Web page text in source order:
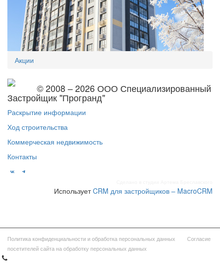
Акции
© 2008 – 2026 ООО Специализированный
Застройщик "Програнд"
Раскрытие информации
Ход строительства
Коммерческая недвижимость
Контакты
ИспользуетCRM для застройщиков – MacroCRM
Политика конфиденциальности и обработка персональных данных
Согласие
посетителей сайта на обработку персональных данных